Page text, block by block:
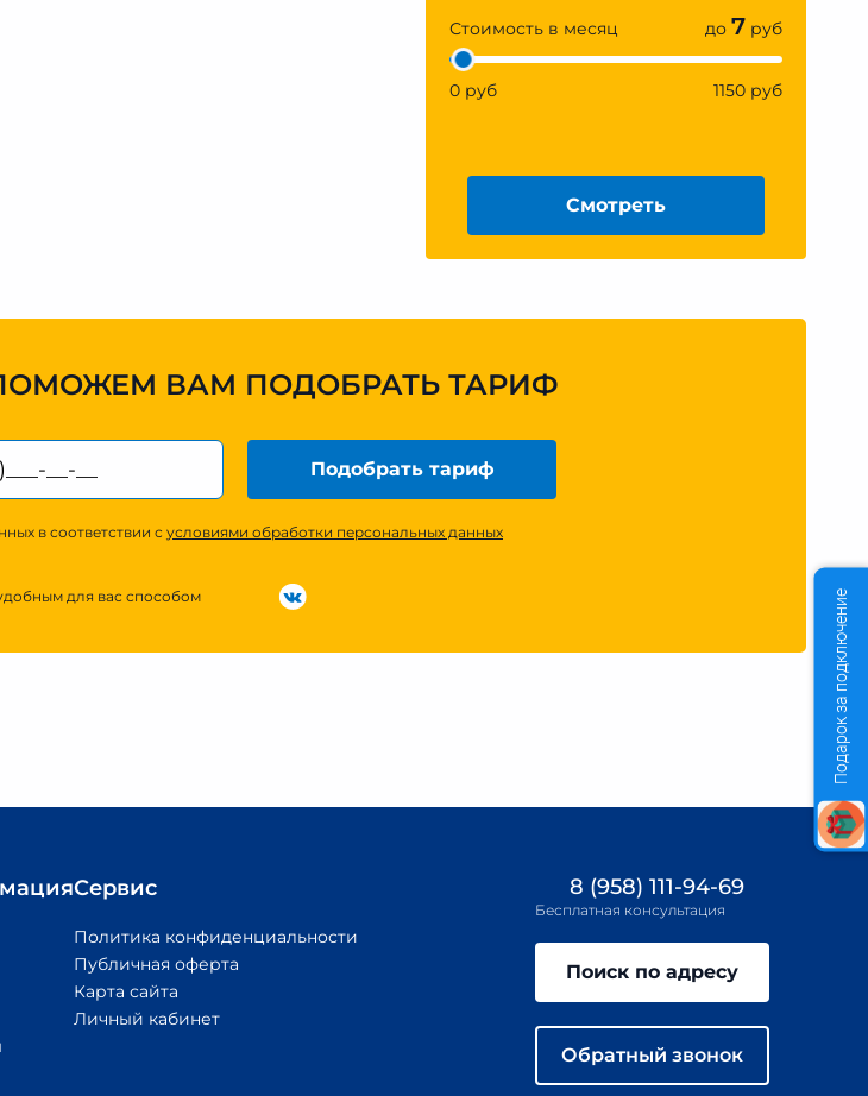
Стоимость в месяц до 7 руб
0 руб 1150 руб
Смотреть
ВАМ ПОДОБРАТЬ ТАРИФ
Подобрать тариф
в соответствии с условиями обработки персональных данных
для вас способом
Сервис
Политика конфиденциальности
Публичная оферта
Карта сайта
Личный кабинет
8 (958) 111-94-69
Бесплатная консультация
Поиск по адресу
Обратный звонок
Подарок за подключение